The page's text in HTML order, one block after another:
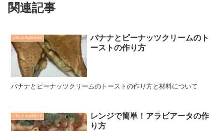
関連記事
Uncategorized
バナナとピーナッツクリームのト
ーストの作り方
バナナとピーナッツクリームのトーストの作り方と材料について
Uncategorized
レンジで簡単！アラビアータの作
り方